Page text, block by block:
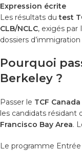
Expression écrite
Les résultats dutest
CLB/NCLC, exigés par
dossiers
Pourquoi
Berkeley ?
Passer le TCF
les candidats résidant
Francisco Bay Area.
Le programme Entrée